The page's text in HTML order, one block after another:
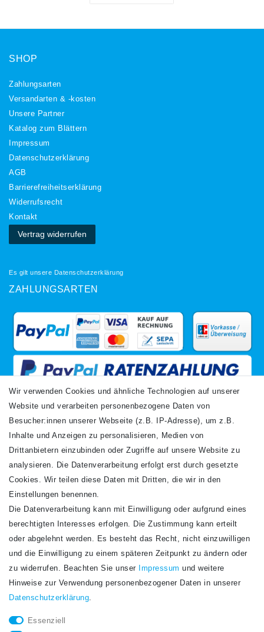
SHOP
Zahlungsarten
Versandarten & -kosten
Unsere Partner
Katalog zum Blättern
Impressum
Daten­schutz­erklärung
AGB
Barrierefreiheitserklärung
Widerrufs­recht
Kontakt
Vertrag widerrufen
Es gilt unsere Datenschutzerklärung
ZAHLUNGSARTEN
VERSANDARTEN
Newsletter
Honig
Hiermit bestätige ich, dass ich dieDaten­schutz­erklärunggelesen habe. Meine
Wir verwenden Cookies und ähnliche Technologien auf unserer
Website und verarbeiten personenbezogene Daten von
Besucher:innen unserer Webseite (z.B. IP-Adresse), um z.B.
Inhalte und Anzeigen zu personalisieren, Medien von
Drittanbietern einzubinden oder Zugriffe auf unsere Website zu
analysieren. Die Datenverarbeitung erfolgt erst durch gesetzte
Cookies. Wir teilen diese Daten mit Dritten, die wir in den
Einstellungen benennen.
Die Datenverarbeitung kann mit Einwilligung oder aufgrund eines
berechtigten Interesses erfolgen. Die Zustimmung kann erteilt
oder abgelehnt werden. Es besteht das Recht, nicht einzuwilligen
und die Einwilligung zu einem späteren Zeitpunkt zu ändern oder
zu widerrufen. Beachten Sie unser
Impressum und weitere
Hinweise zur Verwendung personenbezogener Daten in unserer
Daten­schutz­erklärung.
Essenziell